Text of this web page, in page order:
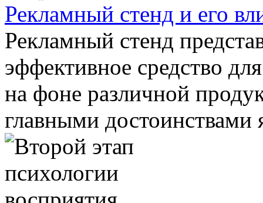
Рекламный стенд и его
Рекламный стенд
эффективное средство
на фоне различной
главными достоинствами